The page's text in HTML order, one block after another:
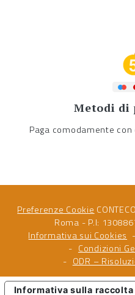
Metodi di
Paga comodamente con
Preferenze Cookie
Roma - P.I:
Informativa sui Cookies
Condizioni
ODR –
Informativa sulla raccolta